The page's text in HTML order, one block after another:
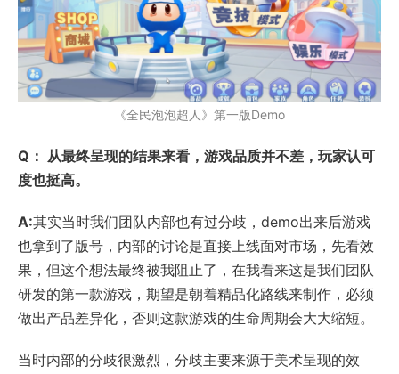
《全民泡泡超人》第一版Demo
Q： 从最终呈现的结果来看，游戏品质并不差，玩家认可
度也挺高。
A:其实当时我们团队内部也有过分歧，demo出来后游戏
也拿到了版号，内部的讨论是直接上线面对市场，先看效
果，但这个想法最终被我阻止了，在我看来这是我们团队
研发的第一款游戏，期望是朝着精品化路线来制作，必须
做出产品差异化，否则这款游戏的生命周期会大大缩短。
当时内部的分歧很激烈，分歧主要来源于美术呈现的效